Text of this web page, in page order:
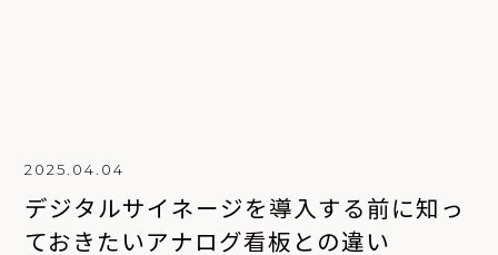
2025.04.04
デジタルサイネージを導入する前に知っ
ておきたいアナログ看板との違い